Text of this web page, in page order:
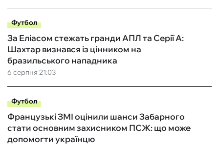
Футбол
6 серпня 21:03
За Еліасом стежать гранди АПЛ та Серії А:
Шахтар визнався із цінником на
бразильського нападника
Футбол
Французькі ЗМІ оцінили шанси Забарного
стати основним захисником ПСЖ: що може
допомогти українцю